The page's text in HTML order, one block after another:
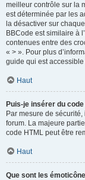
meilleur contrôle sur la
est déterminée par les
la désactiver sur
BBCode est similaire à
contenues entre des
« > ». Pour plus
guide qui est
Haut
Puis-je insérer du code
Par mesure de
forum. La majeure
code HTML peut être
Haut
Que sont les